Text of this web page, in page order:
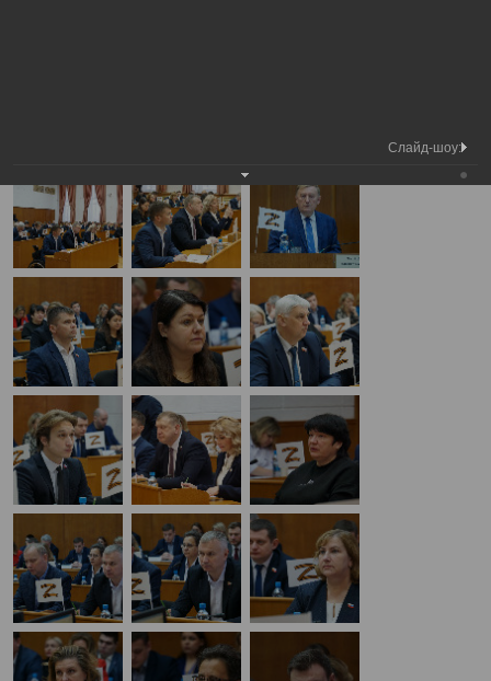
Слайд-шоу: